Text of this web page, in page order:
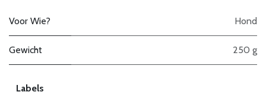
Voor Wie? Hond
Gewicht 250 g
Labels